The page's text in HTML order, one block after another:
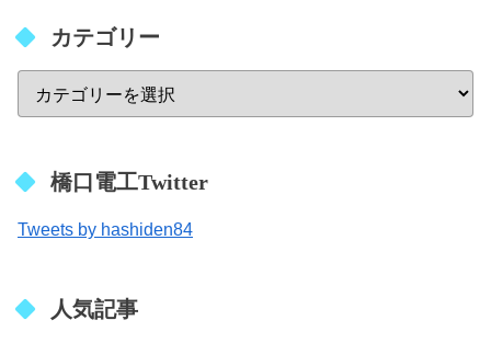
カテゴリー
橋口電工Twitter
Tweets by hashiden84
人気記事